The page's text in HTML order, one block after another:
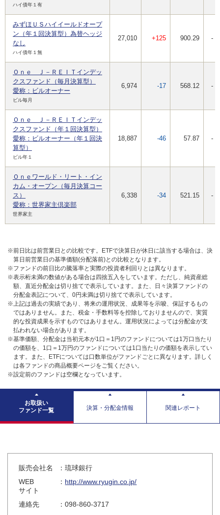
ハイ債年１有
みずほＵＳハイイールドオープ
ン（年１回決算型）為替ヘッジ
なし
ハイ債年１無
27,010 +125 900.29 -
Ｏｎｅ Ｊ－ＲＥＩＴインデッ
クスファンド（毎月決算型）
愛称：ビルオーナー
ビル毎月
6,974 -17 568.12 -
Ｏｎｅ Ｊ－ＲＥＩＴインデッ
クスファンド（年１回決算型）
愛称：ビルオーナー（年１回決
算型）
ビル年１
18,887 -46 57.87 -
Ｏｎｅワールド・リート・イン
カム・オープン（毎月決算コー
ス）
愛称：世界家主倶楽部
世界家主
6,338 -34 521.15 -
※前日比は前営業日との比較です。ETFで決算日が休日に該当する場合は、決
算日前営業日の基準価額(分配落前)との比較となります。
※ファンドの前日比の騰落率と実際の投資者利回りとは異なります。
※表示桁未満の数値がある場合は四捨五入をしています。ただし、純資産総
額、直近分配金は切り捨てで表示しています。また、日々決算ファンドの
分配金表記について、0円未満は切り捨てで表示しています。
※上記は過去の実績であり、将来の運用状況、成果等を示唆、保証するもの
ではありません。また、税金・手数料等を控除しておりませんので、実質
的な投資成果を示すものではありません。運用状況によっては分配金が支
払われない場合があります。
※基準価額、分配金は当初元本が1口＝1円のファンドについては1万口当たり
の価額を、1口＝1万円のファンドについては1口当たりの価額を表示してい
ます。また、ETFについては口数単位がファンドごとに異なります。詳しく
は各ファンドの商品概要ページをご覧ください。
※設定前のファンドは空欄となっています。
お取扱い
ファンド一覧
決算・分配金情報 関連レポート
販売会社名
：琉球銀行
WEB
サイト
： http://www.ryugin.co.jp/
連絡先 ：098-860-3717